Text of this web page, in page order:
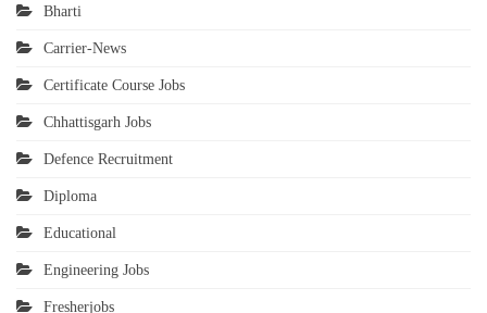
Bharti
Carrier-News
Certificate Course Jobs
Chhattisgarh Jobs
Defence Recruitment
Diploma
Educational
Engineering Jobs
Fresherjobs